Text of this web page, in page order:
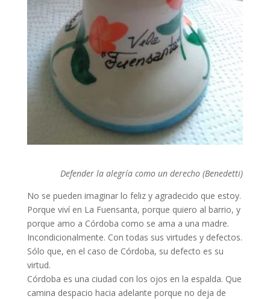
Defender la alegría como un derecho (Benedetti)
No se pueden imaginar lo feliz y agradecido que estoy.
Porque viví en La Fuensanta, porque quiero al barrio, y
porque amo a Córdoba como se ama a una madre.
Incondicionalmente. Con todas sus virtudes y defectos.
Sólo que, en el caso de Córdoba, su defecto es su
virtud.
Córdoba es una ciudad con los ojos en la espalda. Que
camina despacio hacia adelante porque no deja de